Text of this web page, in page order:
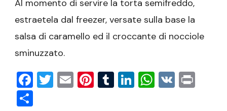
Al momento di servire la torta semifreddo,
estraetela dal freezer, versate sulla base la
salsa di caramello ed il croccante di nocciole
sminuzzato.
Facebook
Twitter
EmailPinterest
Tumblr
LinkedIn
VK